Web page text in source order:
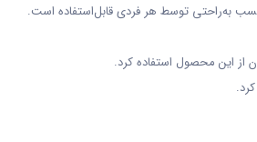
به‌راحتی توسط هر فردی قابل‌استفاده است.
از این محصول استفاده کرد.